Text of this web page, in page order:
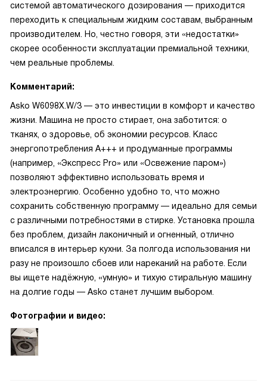
системой автоматического дозирования — приходится
переходить к специальным жидким составам, выбранным
производителем. Но, честно говоря, эти «недостатки»
скорее особенности эксплуатации премиальной техники,
чем реальные проблемы.
Комментарий:
Asko W6098X.W/3 — это инвестиции в комфорт и качество
жизни. Машина не просто стирает, она заботится: о
тканях, о здоровье, об экономии ресурсов. Класс
энергопотребления А+++ и продуманные программы
(например, «Экспресс Pro» или «Освежение паром»)
позволяют эффективно использовать время и
электроэнергию. Особенно удобно то, что можно
сохранить собственную программу — идеально для семьи
с различными потребностями в стирке. Установка прошла
без проблем, дизайн лаконичный и огненный, отлично
вписался в интерьер кухни. За полгода использования ни
разу не произошло сбоев или нареканий на работе. Если
вы ищете надёжную, «умную» и тихую стиральную машину
на долгие годы — Asko станет лучшим выбором.
Фотографии и видео: